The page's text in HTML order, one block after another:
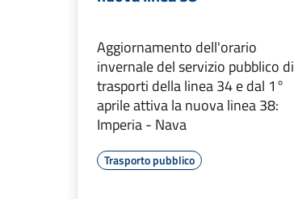
Aggiornamento dell'orario
invernale del servizio pubblico di
trasporti della linea 34 e dal 1°
aprile attiva la nuova linea 38:
Imperia - Nava
Trasporto pubblico